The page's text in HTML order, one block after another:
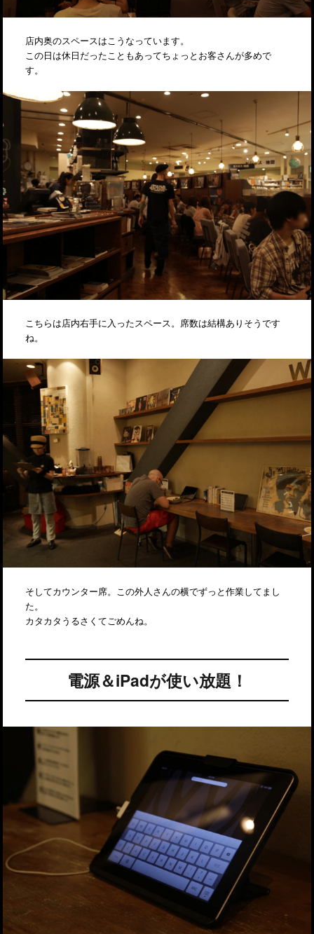
店内奥のスペースはこうなっています。
この日は休日だったこともあってちょっとお客さんが多めで
す。
こちらは店内右手に入ったスペース。席数は結構ありそうです
ね。
そしてカウンター席。この外人さんの横でずっと作業してまし
た。
カタカタうるさくてごめんね。
電源＆iPadが使い放題！